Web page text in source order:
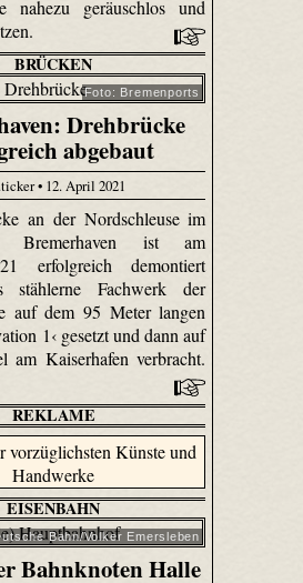
nahezu geräuschlos und
BRÜCKEN
Foto: Bremenports
Drehbrücke
abgebaut
• 12. April 2021
an der Nordschleuse im
Bremerhaven ist am
erfolgreich demontiert
stählerne Fachwerk der
auf dem 95 Meter langen
1‹ gesetzt und dann auf
am Kaiserhafen verbracht.
REKLAME
EISENBAHN
Bahn/Volker Emersleben
Bahnknoten Halle